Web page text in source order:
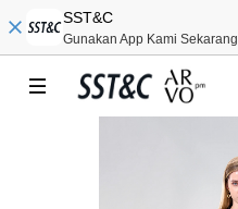
SST&C
Gunakan App Kami Sekarang